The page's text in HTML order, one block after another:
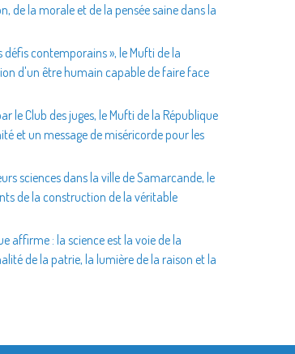
de la morale et de la pensée saine dans la
contemporains », le Mufti de la
d'un être humain capable de faire face
le Club des juges, le Mufti de la République
sciences dans la ville de Samarcande, le
de la construction de la véritable
affirme : la science est la voie de la
de la patrie, la lumière de la raison et la